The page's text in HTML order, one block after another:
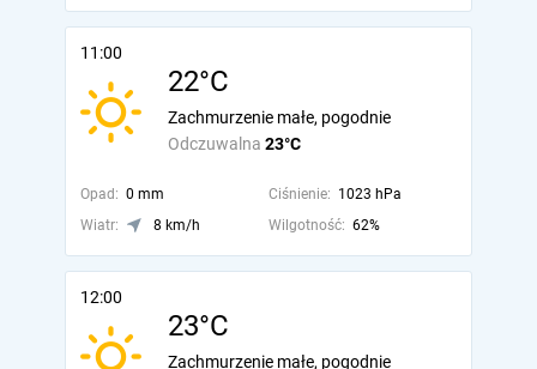
11:00
22°C
Odczuwalna 23°C
Zachmurzenie małe, pogodnie
Opad: 0 mm Ciśnienie: 1023 hPa
Wiatr:
8 km/h Wilgotność: 62%
12:00
23°C
Zachmurzenie małe, pogodnie